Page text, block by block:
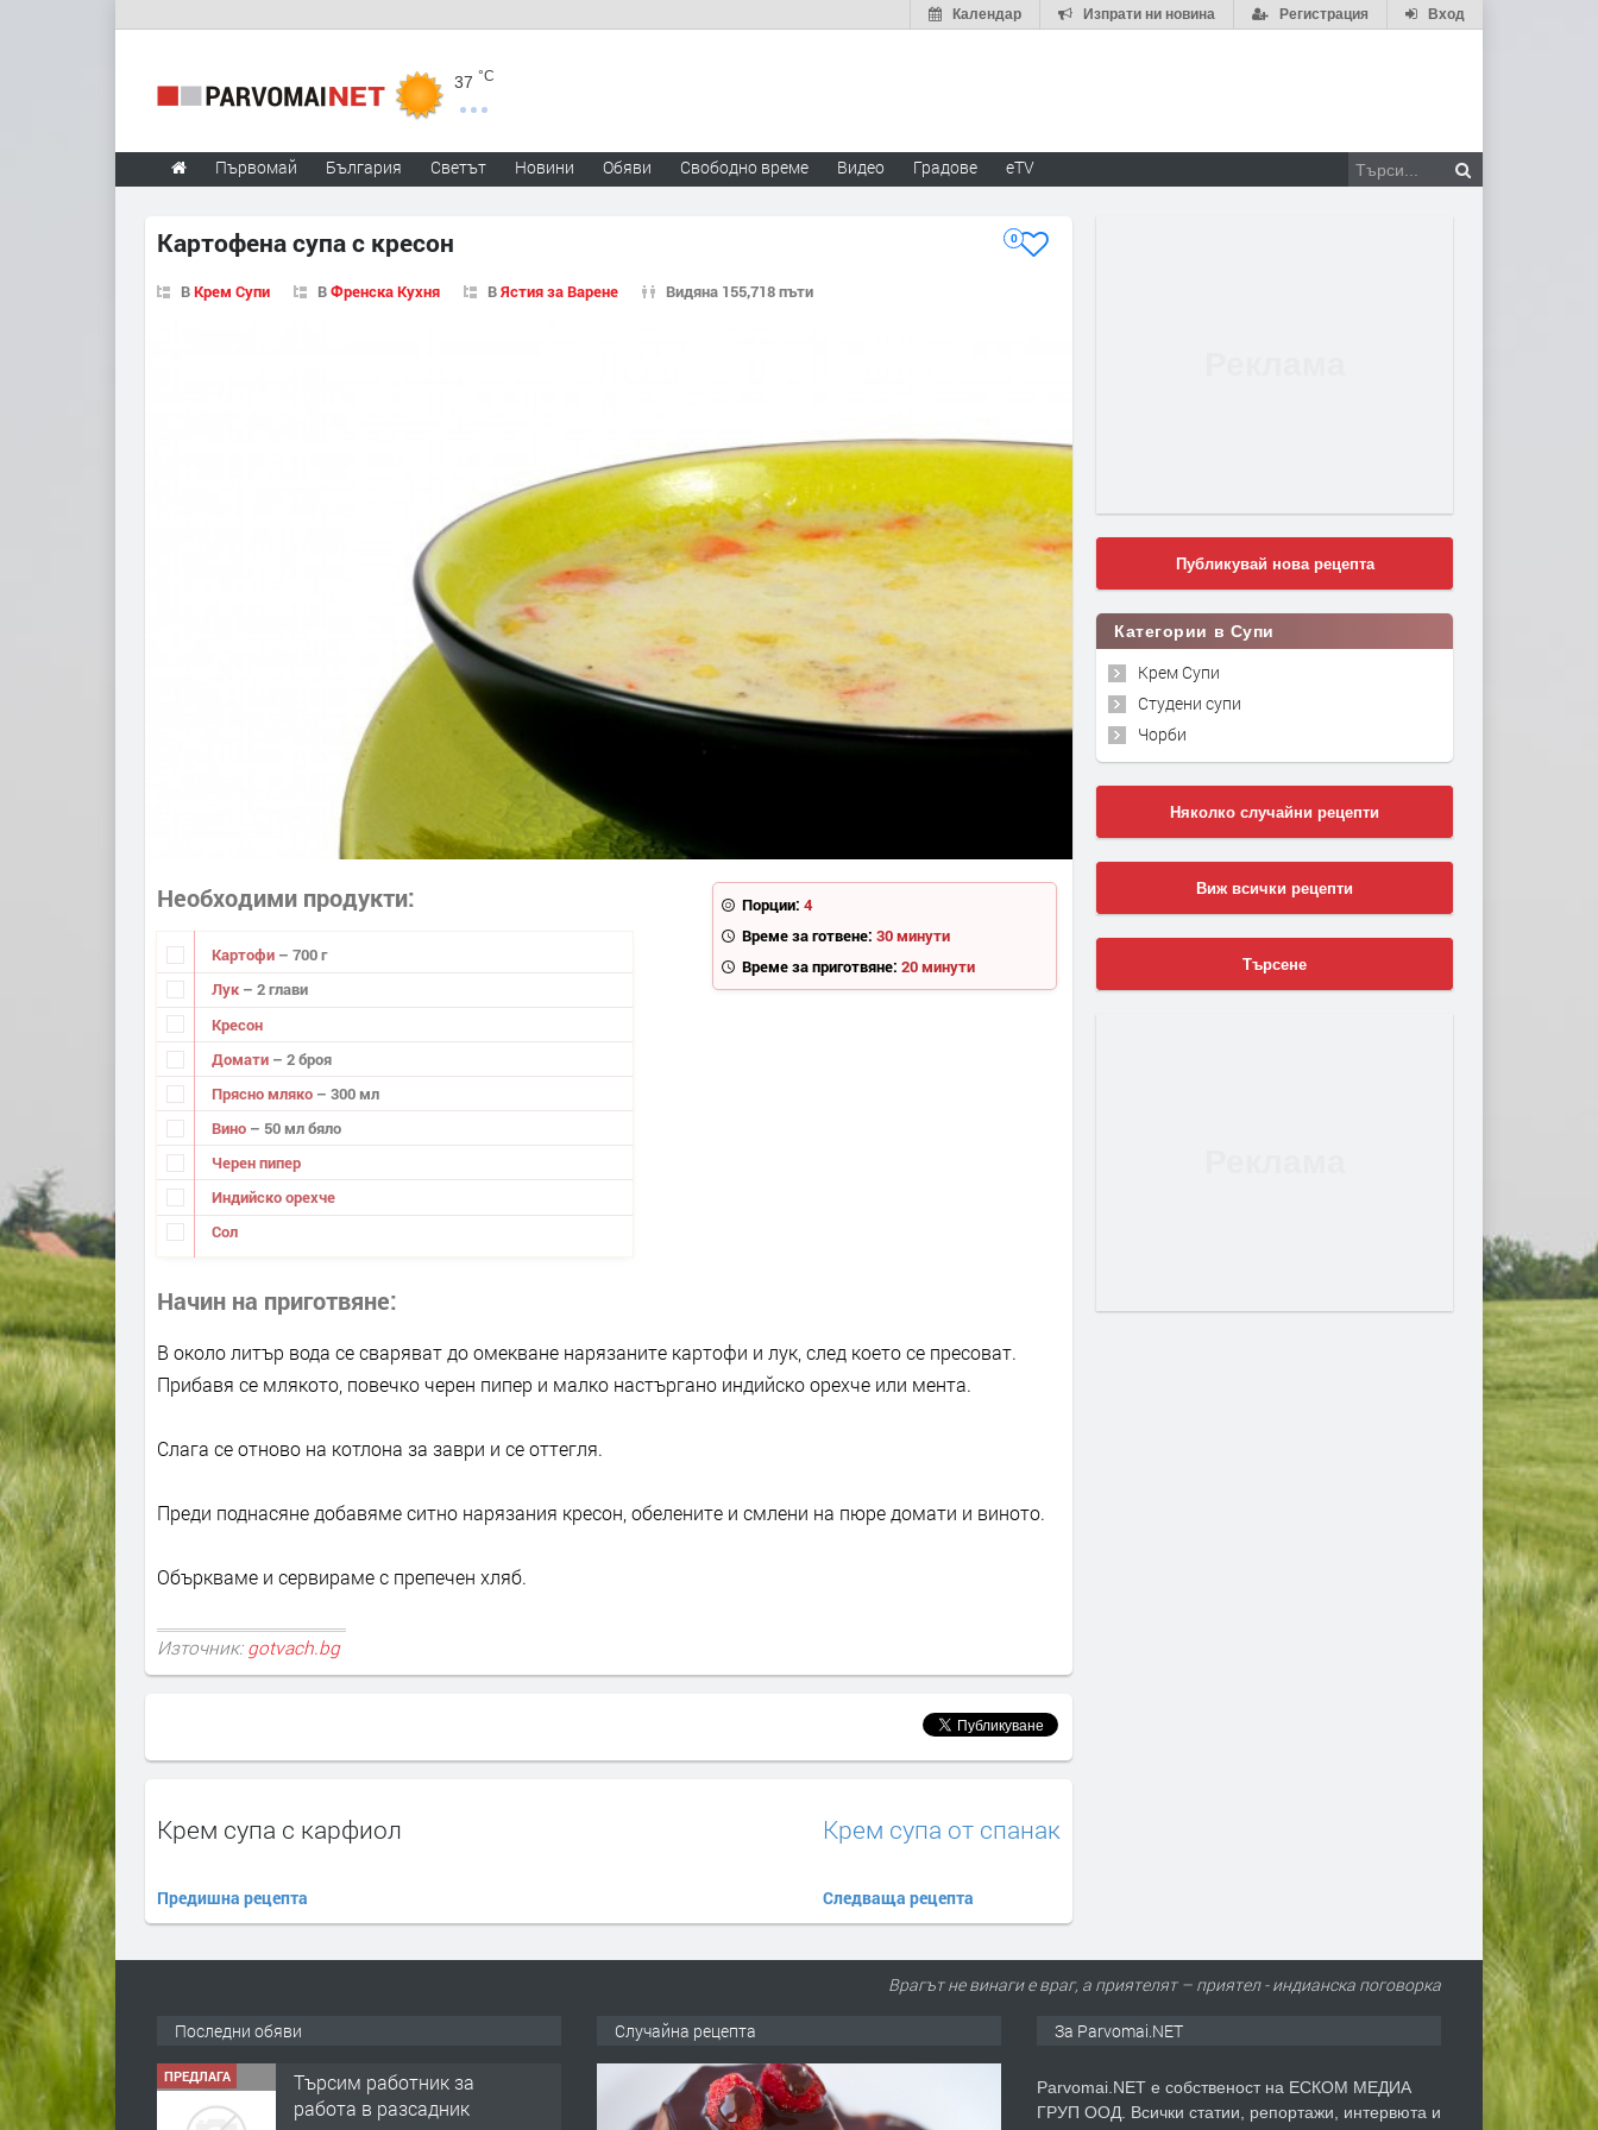
Вход
Регистрация
Изпрати ни новина
Календар
37 °C
Първомай България Светът Новини Обяви Свободно време Видео Градове eTV
Картофена супа с кресон 0
ВКрем Супи ВФренска Кухня ВЯстия за Варене Видяна 155,718 пъти
Порции: 4
Време за готвене: 30 минути
Време за приготвяне: 20 минути
Необходими продукти
Картофи – 700 г
Лук – 2 глави
Кресон
Домати – 2 броя
Прясно мляко – 300 мл
Вино – 50 мл бяло
Черен пипер
Индийско орехче
Сол
Начин на приготвяне
В около литър вода се сваряват до омекване нарязаните картофи и лук, след което се пресоват.
Прибавя се млякото, повечко черен пипер и малко настъргано индийско орехче или мента.
Слага се отново на котлона за заври и се оттегля.
Преди поднасяне добавяме ситно нарязания кресон, обелените и смлени на пюре домати и виното.
Объркваме и сервираме с препечен хляб.
Източник: gotvach.bg
Крем супа с карфиол
Предишна рецепта
Крем супа от спанак
Следваща рецепта
Публикувай нова рецепта
Категории в Супи
Крем Супи
Студени супи
Чорби
Няколко случайни рецепти
Виж всички рецепти
Търсене
Врагът не винаги е враг, а приятелят – приятел - индианска поговорка
Последни обяви
ПРЕДЛАГА
Търсим работник за
работа в разсадник
Случайна рецепта За Parvomai.NET
Parvomai.NET е собственост на ЕСКОМ МЕДИА
ГРУП ООД. Всички статии, репортажи, интервюта и